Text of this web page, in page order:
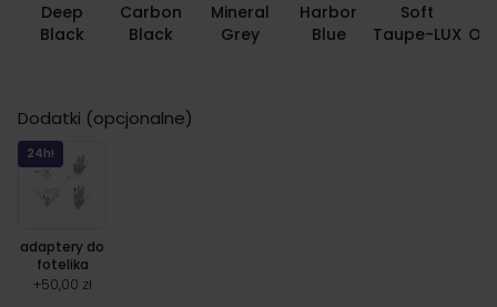
Deep
Black
Carbon
Black
Mineral
Grey
Harbor
Blue
Soft
Taupe-LUX
Dodatki (opcjonalne)
24h!
adaptery do
fotelika
+50,00 zł